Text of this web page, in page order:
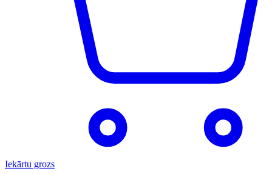
Iekārtu grozs